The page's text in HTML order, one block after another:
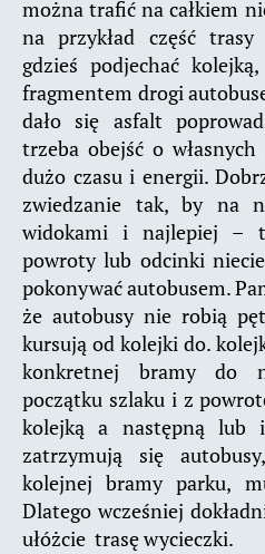
można trafić na całkiem
na przykład część
gdzieś podjechać
fragmentem drogi
dało się asfalt
trzeba obejść o
dużo czasu i energii.
zwiedzanie tak, by na
widokami i najlepiej –
powroty lub odcinki
pokonywać autobusem.
że autobusy nie robią
kursują od kolejki do.
konkretnej bramy do
początku szlaku i z
kolejką a następną lub
zatrzymują się
kolejnej bramy parku,
Dlatego wcześniej
ułóżcie trasę wycieczki.